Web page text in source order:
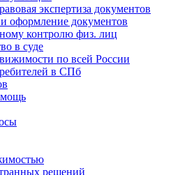
экспертиза документов
оформление документов
контролю физ. лиц
в суде
по всей России
в СПб
решений